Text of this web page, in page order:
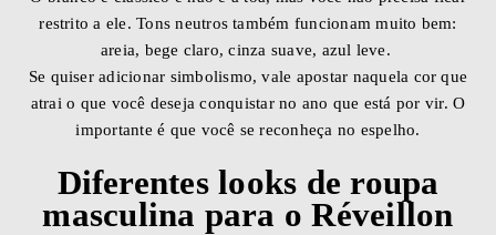
restrito a ele. Tons neutros também funcionam muito bem:
areia, bege claro, cinza suave, azul leve.
Se quiser adicionar simbolismo, vale apostar naquela cor que
atrai o que você deseja conquistar no ano que está por vir. O
importante é que você se reconheça no espelho.
Diferentes looks de roupa
masculina para o Réveillon